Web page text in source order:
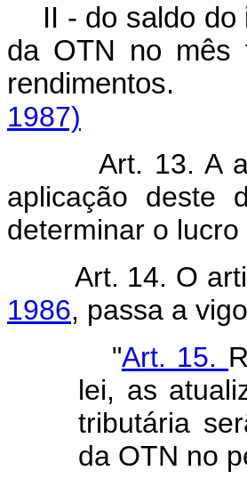
II - do saldo
da OTN no mês
1987)
Art. 13. A
aplicação deste
determinar o lucro
Art. 14. O
1986, passa a
"Art. 15.
lei, as
tributária
da OTN no